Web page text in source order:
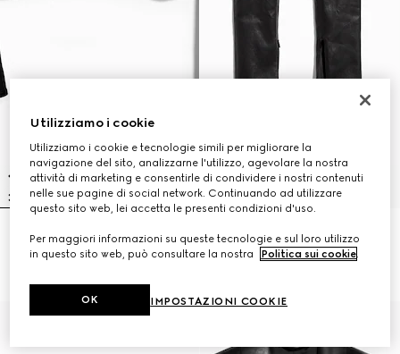
Giacca con cerniera in leggera
pelle stretch
Pantalone skinny in leggera pelle
stretch
Utilizziamo i cookie
Utilizziamo i cookie e tecnologie simili per migliorare la
navigazione del sito, analizzarne l'utilizzo, agevolare la nostra
attività di marketing e consentirle di condividere i nostri contenuti
nelle sue pagine di social network. Continuando ad utilizzare
questo sito web, lei accetta le presenti condizioni d'uso.
Per maggiori informazioni su queste tecnologie e sul loro utilizzo
in questo sito web, può consultare la nostra
Politica sui cookie
IMPOSTAZIONI COOKIE
OK